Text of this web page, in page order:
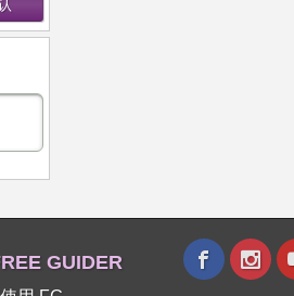
GUIDER